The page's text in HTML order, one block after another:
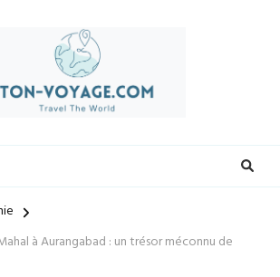
et créez des souvenirs inoubliables. Explorez le
à Aurangabad : un trésor méconnu de